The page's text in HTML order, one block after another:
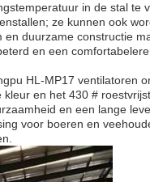
in de stal te
ze kunnen ook
duurzame constructie
en een
HL-MP17 ventilatoren
en het 430 #
en een lange
voor boeren en